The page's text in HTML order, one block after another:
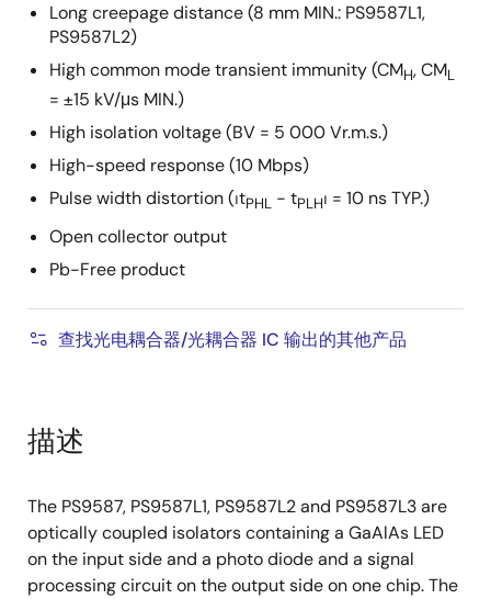
Long creepage distance (8 mm MIN.: PS9587L1,
PS9587L2)
High common mode transient immunity (CMH, CML
= ±15 kV/μs MIN.)
High isolation voltage (BV = 5 000 Vr.m.s.)
High-speed response (10 Mbps)
Pulse width distortion (⏐tPHL − tPLH⏐ = 10 ns TYP.)
Open collector output
Pb-Free product
查找光电耦合器/光耦合器 IC 输出的其他产品
描述
The PS9587, PS9587L1, PS9587L2 and PS9587L3 are
optically coupled isolators containing a GaAlAs LED
on the input side and a photo diode and a signal
processing circuit on the output side on one chip. The